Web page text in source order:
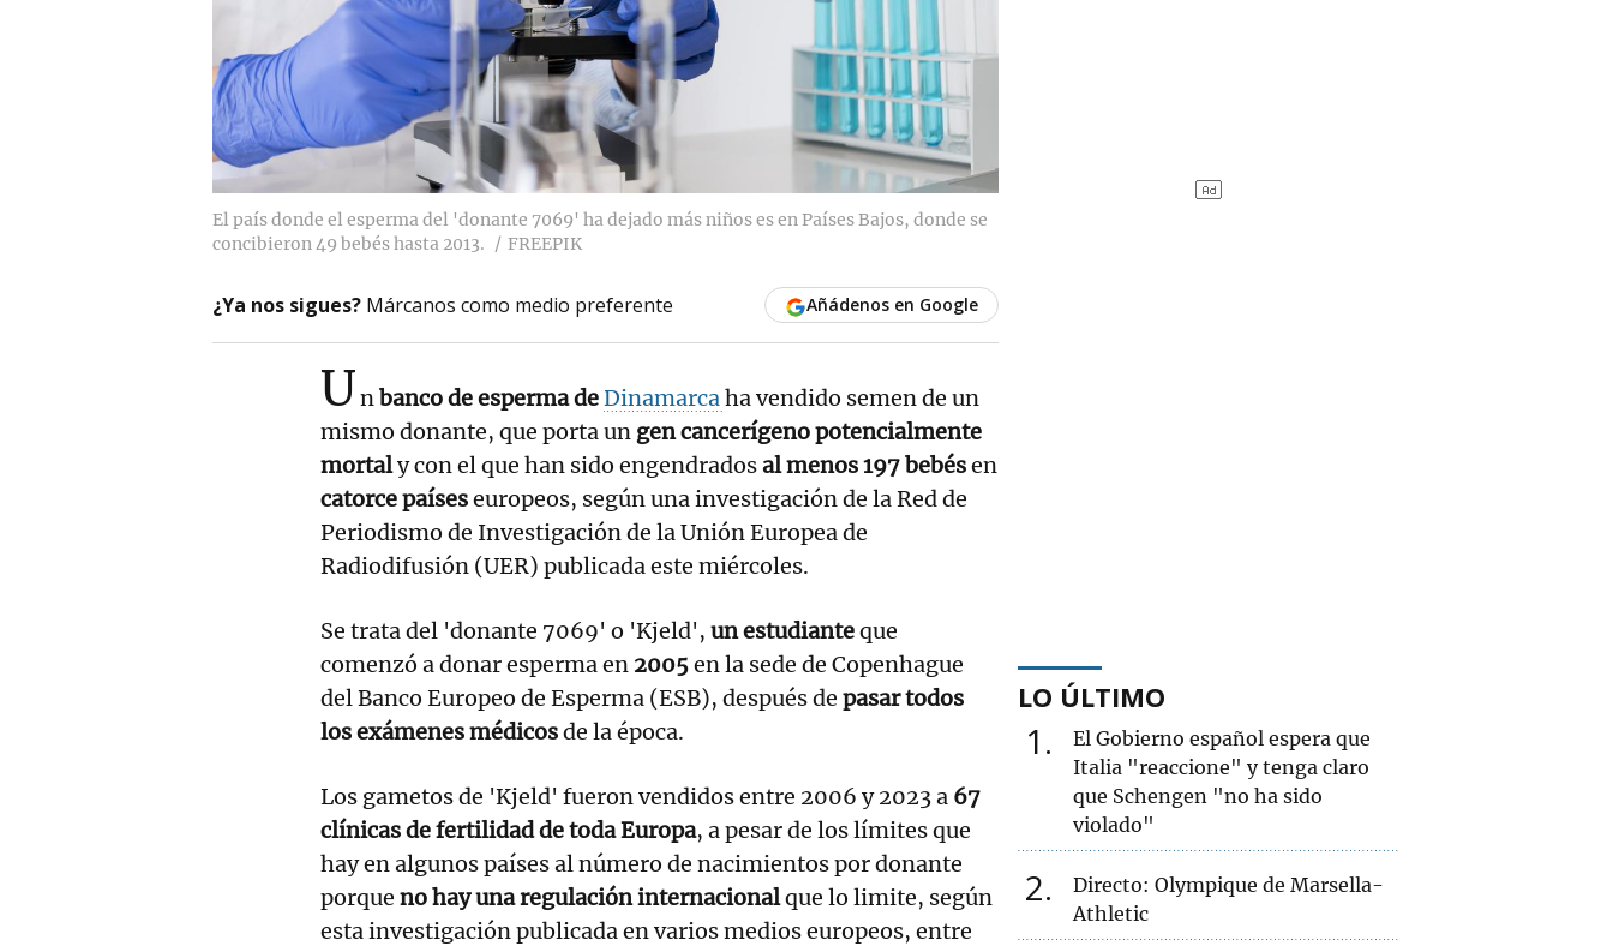
El país donde el esperma del 'donante 7069' ha dejado más niños es en Países Bajos, donde se
concibieron 49 bebés hasta 2013.
FREEPIK
¿Ya nos sigues? Márcanos como medio preferente Añádenos en Google
Unbanco de esperma deDinamarcaha vendido semen de un
mismo donante, que porta un gen cancerígeno potencialmente
mortaly con el que han sido engendradosal menos 197 bebésen
catorce paíseseuropeos, según una investigación de la Red de
Periodismo de Investigación de la Unión Europea de
Radiodifusión (UER) publicada este miércoles.
Se trata del 'donante 7069' o 'Kjeld', un estudianteque
comenzó a donar esperma en 2005en la sede de Copenhague
del Banco Europeo de Esperma (ESB), después de pasar todos
los exámenes médicosde la época.
Los gametos de 'Kjeld' fueron vendidos entre 2006 y 2023 a 67
clínicas de fertilidad de toda Europa, a pesar de los límites que
hay en algunos países al número de nacimientos por donante
porque no hay una regulación internacionalque lo limite, según
esta investigación publicada en varios medios europeos, entre
LO ÚLTIMO
1
El Gobierno español espera que
Italia "reaccione" y tenga claro
que Schengen "no ha sido
violado"
2
Directo: Olympique de Marsella-
Athletic